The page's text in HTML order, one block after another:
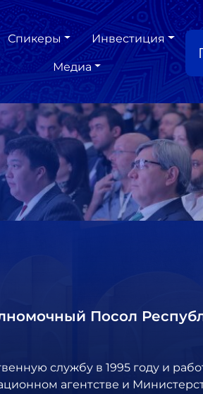
Спикеры Инвестиция
Медиа
Посол
службу в 1995 году и
агентстве и